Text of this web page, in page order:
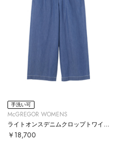
手洗い可
McGREGOR WOMENS
ライトオンスデニムクロップトワイドパンツ
￥18,700